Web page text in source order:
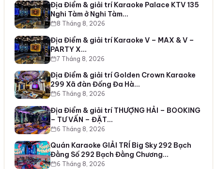
Địa Điểm & giải trí Karaoke Palace KTV 135
Nghi Tàm ở Nghi Tàm…
8 Tháng 8, 2026
Địa Điểm & giải trí Karaoke V – MAX & V –
PARTY X…
7 Tháng 8, 2026
Địa Điểm & giải trí Golden Crown Karaoke
299 Xã đàn Đống Đa Hà…
6 Tháng 8, 2026
Địa Điểm & giải trí THƯỢNG HẢI – BOOKING
– TƯ VẤN – ĐẶT…
6 Tháng 8, 2026
Quán Karaoke GIẢI TRÍ Big Sky 292 Bạch
Đằng Số 292 Bạch Đằng Chương…
6 Tháng 8, 2026